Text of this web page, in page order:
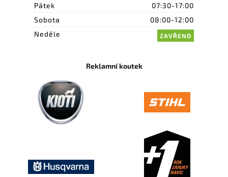
Pátek
07:30-17:00
Sobota
08:00-12:00
Neděle
ZAVŘENO
Reklamní koutek